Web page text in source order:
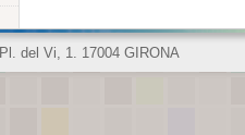
Pl. del Vi, 1. 17004 GIRONA